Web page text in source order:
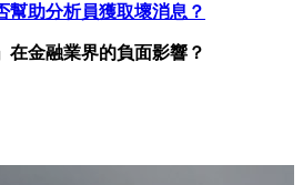
幫助分析員獲取壞消息？
在金融業界的負面影響？